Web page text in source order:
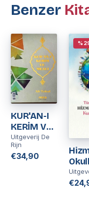
Benzer
KUR'AN-I
KERİM VE
MEALİ | Ali
Tokul
Uitgeverij De
Rijn
€34,90